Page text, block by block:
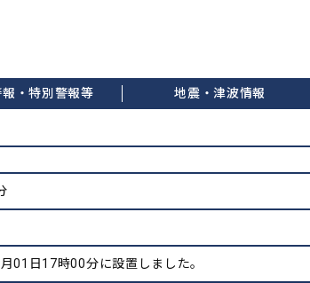
・特別警報等 地震・津波情報
01日17時00分に設置しました。